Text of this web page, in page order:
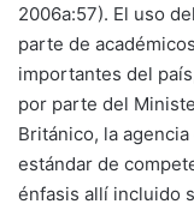
2006a:57). El uso
parte de
importantes del
por parte del
Británico, la
estándar de
énfasis allí incluido